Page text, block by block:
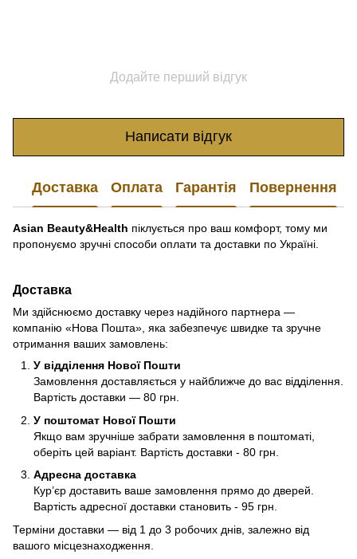
Додайте перший відгук
Написати відгук
Доставка Оплата Гарантія Повернення
Asian Beauty&Health піклується про ваш комфорт, тому ми
пропонуємо зручні способи оплати та доставки по Україні.
Доставка
Ми здійснюємо доставку через надійного партнера —
компанію «Нова Пошта», яка забезпечує швидке та зручне
отримання ваших замовлень:
У відділення Нової Пошти
Замовлення доставляється у найближче до вас відділення.
Вартість доставки — 80 грн.
У поштомат Нової Пошти
Якщо вам зручніше забрати замовлення в поштоматі,
оберіть цей варіант. Вартість доставки - 80 грн.
Адресна доставка
Кур’єр доставить ваше замовлення прямо до дверей.
Вартість адресної доставки становить - 95 грн.
Терміни доставки — від 1 до 3 робочих днів, залежно від
вашого місцезнаходження.